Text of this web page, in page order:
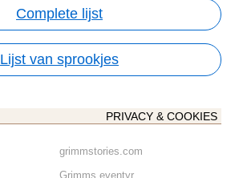
Complete lijst
Lijst van sprookjes
PRIVACY & COOKIES
grimmstories.com
Grimms eventyr